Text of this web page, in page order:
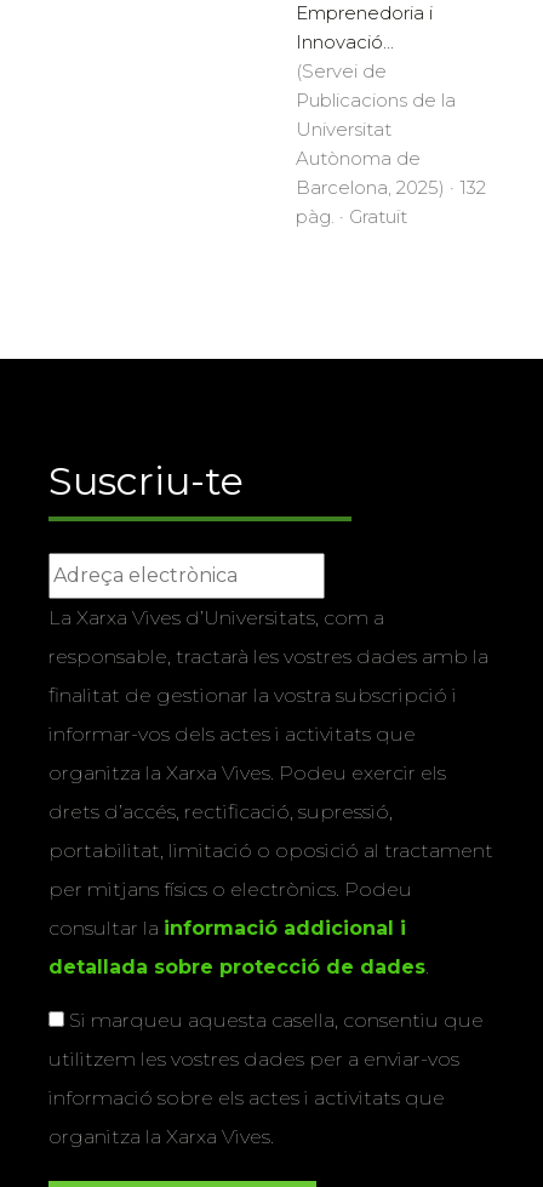
Emprenedoria i
Innovació...
(Servei de
Publicacions de la
Universitat
Autònoma de
Barcelona, 2025) · 132
pàg. · Gratuït
Suscriu-te
La Xarxa Vives d’Universitats, com a
responsable, tractarà les vostres dades amb la
finalitat de gestionar la vostra subscripció i
informar-vos dels actes i activitats que
organitza la Xarxa Vives. Podeu exercir els
drets d’accés, rectificació, supressió,
portabilitat, limitació o oposició al tractament
per mitjans físics o electrònics. Podeu
consultar la informació addicional i
detallada sobre protecció de dades.
Si marqueu aquesta casella, consentiu que
utilitzem les vostres dades per a enviar-vos
informació sobre els actes i activitats que
organitza la Xarxa Vives.